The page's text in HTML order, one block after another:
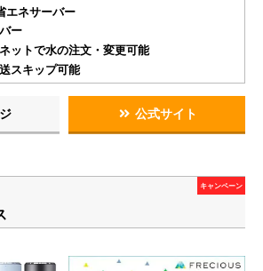
エネサーバー
ー
ットで水の注文・変更可能
スキップ可能
公式サイト
キャンペーン